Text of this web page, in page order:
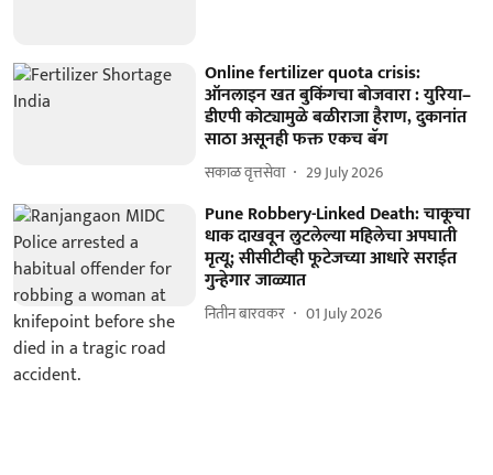
Online fertilizer quota crisis:
ऑनलाइन खत बुकिंगचा बोजवारा : युरिया–
डीएपी कोट्यामुळे बळीराजा हैराण, दुकानांत
साठा असूनही फक्त एकच बॅग
सकाळ वृत्तसेवा 29 July 2026
Pune Robbery-Linked Death: चाकूचा
धाक दाखवून लुटलेल्या महिलेचा अपघाती
मृत्यू; सीसीटीव्ही फूटेजच्या आधारे सराईत
गुन्हेगार जाळ्यात
नितीन बारवकर 01 July 2026